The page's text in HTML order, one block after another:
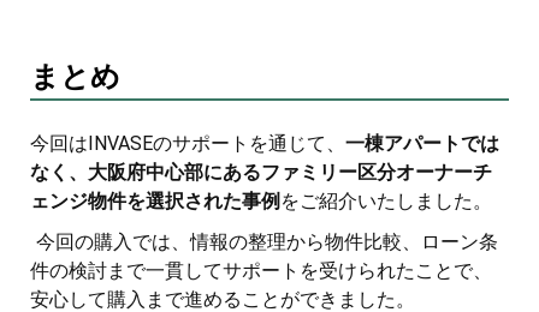
まとめ
今回はINVASEのサポートを通じて、 一棟アパートでは
なく、大阪府中心部にあるファミリー区分オーナーチ
ェンジ物件を選択された事例 をご紹介いたしました。
今回の購入では、情報の整理から物件比較、ローン条
件の検討まで一貫してサポートを受けられたことで、
安心して購入まで進めることができました。